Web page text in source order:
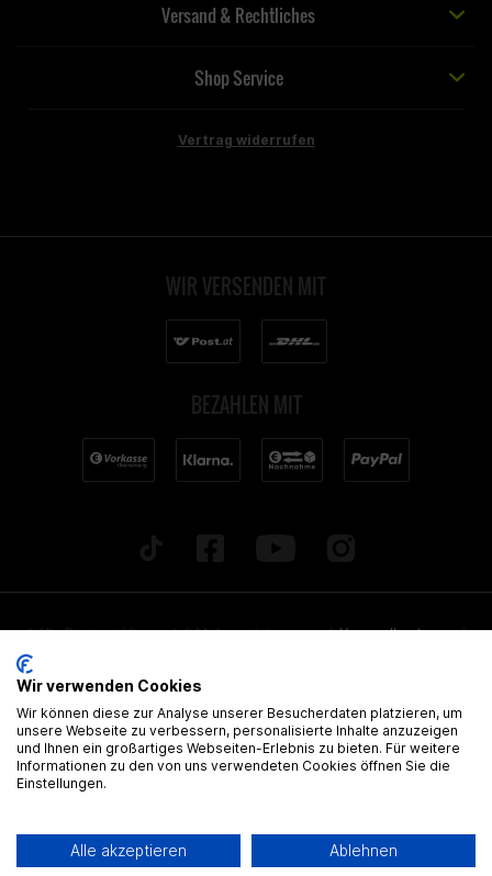
Versand & Rechtliches
Shop Service
Vertrag widerrufen
WIR VERSENDEN MIT
BEZAHLEN MIT
* Alle Preise inkl. gesetzl. Mehrwertsteuer zzgl.Versandkostenund
angegebenen Lieferzeiten beziehen sich auf Deutschland!
Alle Artikel sind, wenn nicht anders gekennzeichnet, ohne
gültige Zulassung
® Alle Markennamen, Warenzeichen und eingetragenen Warenzeichen
sind Eigentum Ihrer rechtmässigen Eigentümer und dienen hier nur der
Beschreibung.
Wir verwenden Cookies
Wir können diese zur Analyse unserer Besucherdaten platzieren, um
unsere Webseite zu verbessern, personalisierte Inhalte anzuzeigen
und Ihnen ein großartiges Webseiten-Erlebnis zu bieten. Für weitere
Informationen zu den von uns verwendeten Cookies öffnen Sie die
Einstellungen.
Alle akzeptieren Ablehnen